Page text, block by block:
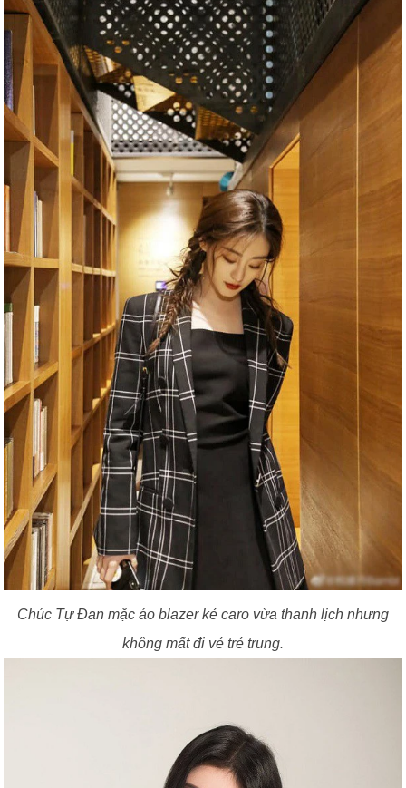
Chúc Tự Đan mặc áo blazer kẻ caro vừa thanh lịch nhưng
không mất đi vẻ trẻ trung.